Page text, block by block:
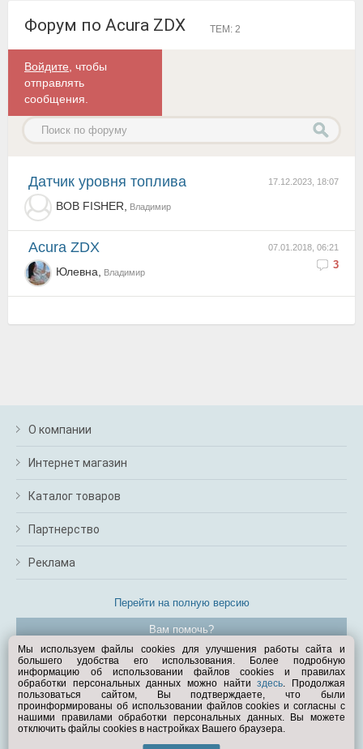
Форум по Acura ZDX ТЕМ: 2
Войдите , чтобы
отправлять
сообщения.
17.12.2023, 18:07
датчик уровня топлива
BOB FISHER, Владимир
07.01.2018, 06:21
3
Acura ZDX
Юлевна, Владимир
О компании
Интернет магазин
Каталог товаров
Партнерство
Реклама
Перейти на полную версию
Вам помочь?
© Exist.ru 1998—2026
Мы используем файлы cookies для улучшения работы сайта и
большего удобства его использования. Более подробную
информацию об использовании файлов cookies и правилах
обработки персональных данных можно найтиздесь. Продолжая
пользоваться сайтом, Вы подтверждаете, что были
проинформированы об использовании файлов cookies и согласны с
нашими правилами обработки персональных данных. Вы можете
отключить файлы cookies в настройках Вашего браузера.